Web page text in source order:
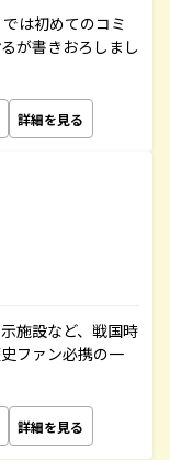
は初めてのコミ
が書きおろしまし
詳細を見る
施設など、戦国時
ファン必携の一
詳細を見る